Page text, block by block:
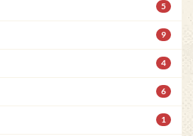
5
9
4
6
1